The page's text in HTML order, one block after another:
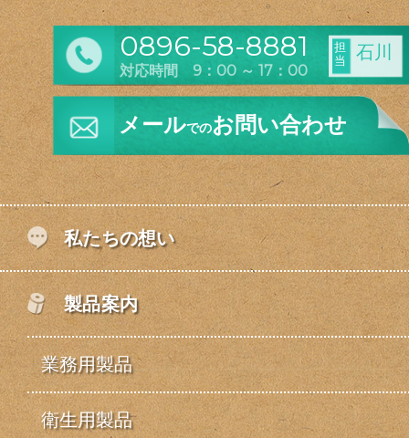
0896-58-8881
対応時間 9：00 ～ 17：00
担
当
石川
メールでのお問い合わせ
私たちの想い
製品案内
業務用製品
衛生用製品